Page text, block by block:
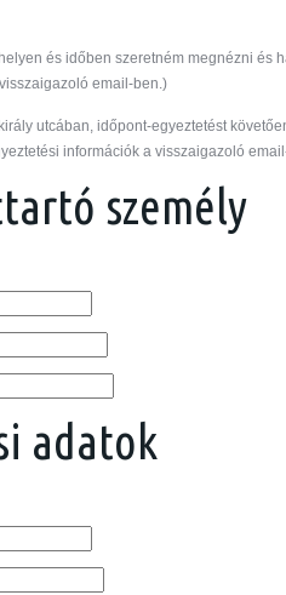
és időben szeretném megnézni és
email-ben.)
utcában, időpont-egyeztetést
információk a visszaigazoló
személy
adatok